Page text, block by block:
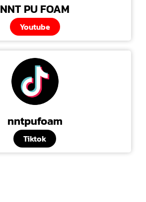
NNT PU FOAM
Youtube
nntpufoam
Tiktok